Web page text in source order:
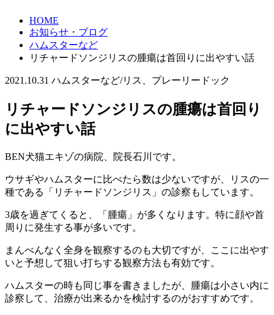
HOME
お知らせ・ブログ
ハムスターなど
リチャードソンジリスの腫瘍は首回りに出やすい話
2021.10.31 ハムスターなど/リス、プレーリードック
リチャードソンジリスの腫瘍は首回り
に出やすい話
BEN犬猫エキゾの病院、院長石川です。
ウサギやハムスターに比べたら数は少ないですが、リスの一
種である「リチャードソンジリス」の診察もしています。
3歳を過ぎてくると、「腫瘍」が多くなります。特に顔や首
周りに発生する事が多いです。
まんべんなく全身を観察するのも大切ですが、ここに出やす
いと予想して狙い打ちする観察方法も有効です。
ハムスターの時も同じ事を書きましたが、腫瘍は小さい内に
診察して、治療が出来るかを検討するのがおすすめです。